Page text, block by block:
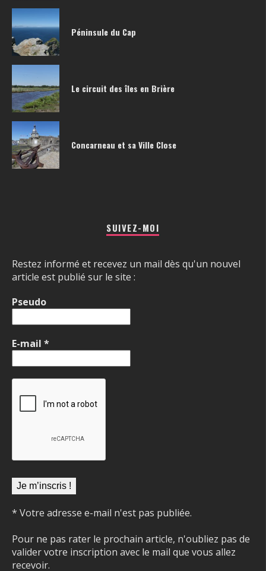
Péninsule du Cap
Le circuit des îles en Brière
Concarneau et sa Ville Close
SUIVEZ-MOI
Restez informé et recevez un mail dès qu'un nouvel
article est publié sur le site :
Pseudo
E-mail *
* Votre adresse e-mail n'est pas publiée.
Pour ne pas rater le prochain article, n'oubliez pas de
valider votre inscription avec le mail que vous allez
recevoir.